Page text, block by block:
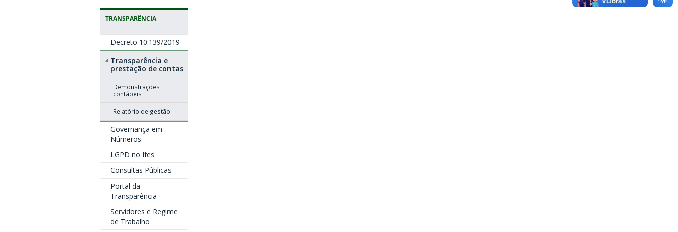
TRANSPARÊNCIA
Decreto 10.139/2019
Transparência e
prestação de contas
Demonstrações
contábeis
Relatório de gestão
Governança em
Números
LGPD no Ifes
Consultas Públicas
Portal da
Transparência
Servidores e Regime
de Trabalho